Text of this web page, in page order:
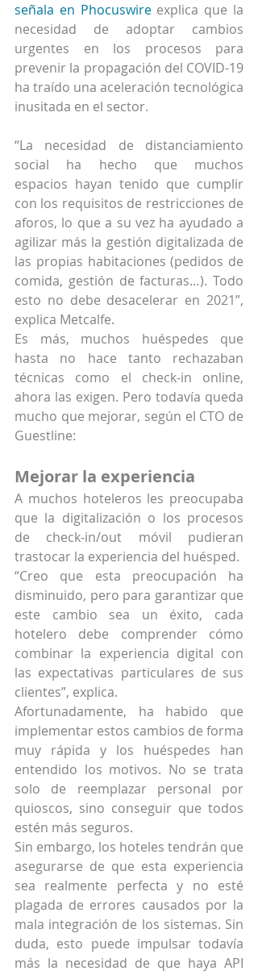
señala en Phocuswire explica que la
necesidad de adoptar cambios
urgentes en los procesos para
prevenir la propagación del COVID-19
ha traído una aceleración tecnológica
inusitada en el sector.
“La necesidad de distanciamiento
social ha hecho que muchos
espacios hayan tenido que cumplir
con los requisitos de restricciones de
aforos, lo que a su vez ha ayudado a
agilizar más la gestión digitalizada de
las propias habitaciones (pedidos de
comida, gestión de facturas…). Todo
esto no debe desacelerar en 2021”,
explica Metcalfe.
Es más, muchos huéspedes que
hasta no hace tanto rechazaban
técnicas como el check-in online,
ahora las exigen. Pero todavía queda
mucho que mejorar, según el CTO de
Guestline:
Mejorar la experiencia
A muchos hoteleros les preocupaba
que la digitalización o los procesos
de check-in/out móvil pudieran
trastocar la experiencia del huésped.
“Creo que esta preocupación ha
disminuido, pero para garantizar que
este cambio sea un éxito, cada
hotelero debe comprender cómo
combinar la experiencia digital con
las expectativas particulares de sus
clientes”, explica.
Afortunadamente, ha habido que
implementar estos cambios de forma
muy rápida y los huéspedes han
entendido los motivos. No se trata
solo de reemplazar personal por
quioscos, sino conseguir que todos
estén más seguros.
Sin embargo, los hoteles tendrán que
asegurarse de que esta experiencia
sea realmente perfecta y no esté
plagada de errores causados por la
mala integración de los sistemas. Sin
duda, esto puede impulsar todavía
más la necesidad de que haya API